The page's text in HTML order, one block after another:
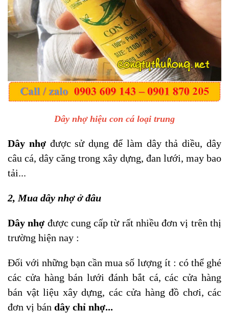
Dây nhợ hiệu con cá loại trung
Dây nhợ được sử dụng để làm dây thả diều, dây
câu cá, dây căng trong xây dựng, đan lưới, may bao
tải...
2, Mua dây nhợ ở đâu
Dây nhợ được cung cấp từ rất nhiều đơn vị trên thị
trường hiện nay :
Đối với những bạn cần mua số lượng ít : có thể ghé
các cửa hàng bán lưới đánh bắt cá, các cửa hàng
bán vật liệu xây dựng, các cửa hàng đồ chơi, các
đơn vị bán dây chỉ nhợ...